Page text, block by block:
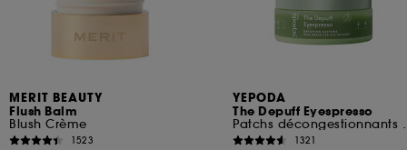
MERIT BEAUTY
Flush Balm
Blush Crème
1523
YEPODA
The Depuff Eyespresso
Patchs
1321